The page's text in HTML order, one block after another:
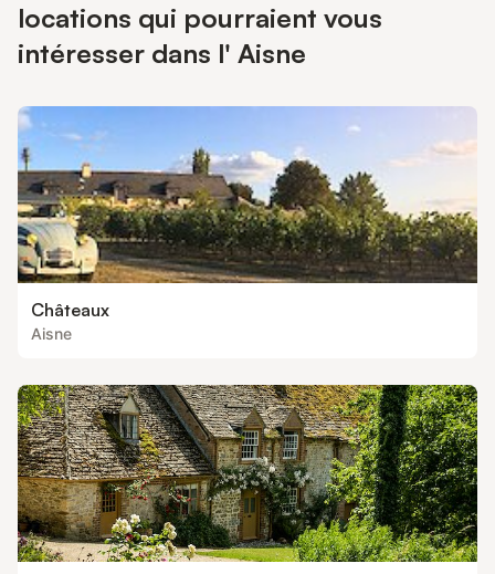
locations qui pourraient vous
intéresser dans l' Aisne
Châteaux
Aisne